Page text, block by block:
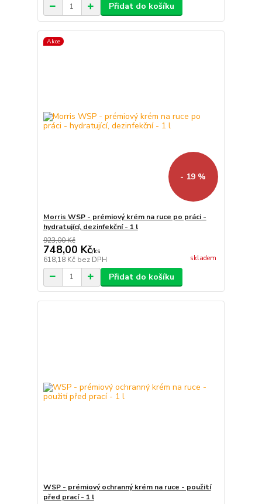
Přidat do košíku
Akce
- 19 %
Morris WSP - prémiový krém na ruce po práci -
hydratující, dezinfekční - 1 l
923,00 Kč
748,00 Kč/ks
618,18 Kč bez DPH skladem
Přidat do košíku
WSP - prémiový ochranný krém na ruce - použití
před prací - 1 l